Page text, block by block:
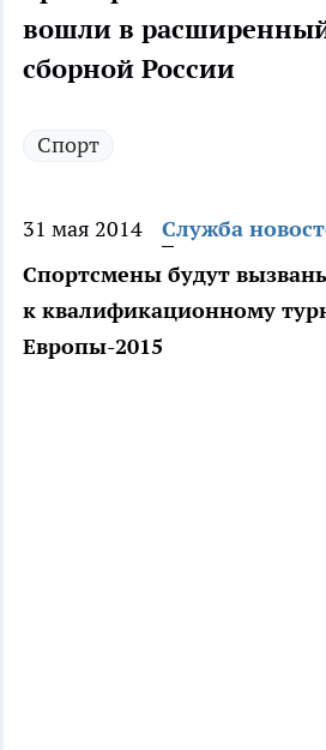
вошли в расширенный
сборной России
Спорт
31 мая 2014
Служба
Спортсмены будут
к квалификационному
Европы-2015